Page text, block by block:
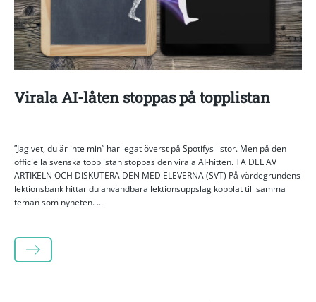
Virala AI-låten stoppas på topplistan
”Jag vet, du är inte min” har legat överst på Spotifys listor. Men på den
officiella svenska topplistan stoppas den virala AI-hitten. TA DEL AV
ARTIKELN OCH DISKUTERA DEN MED ELEVERNA (SVT) På värdegrundens
lektionsbank hittar du användbara lektionsuppslag kopplat till samma
teman som nyheten. ...
LÄS MER